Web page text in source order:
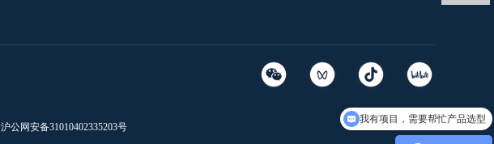
沪公网安备31010402335203号
我有项目，需要帮忙产品选型